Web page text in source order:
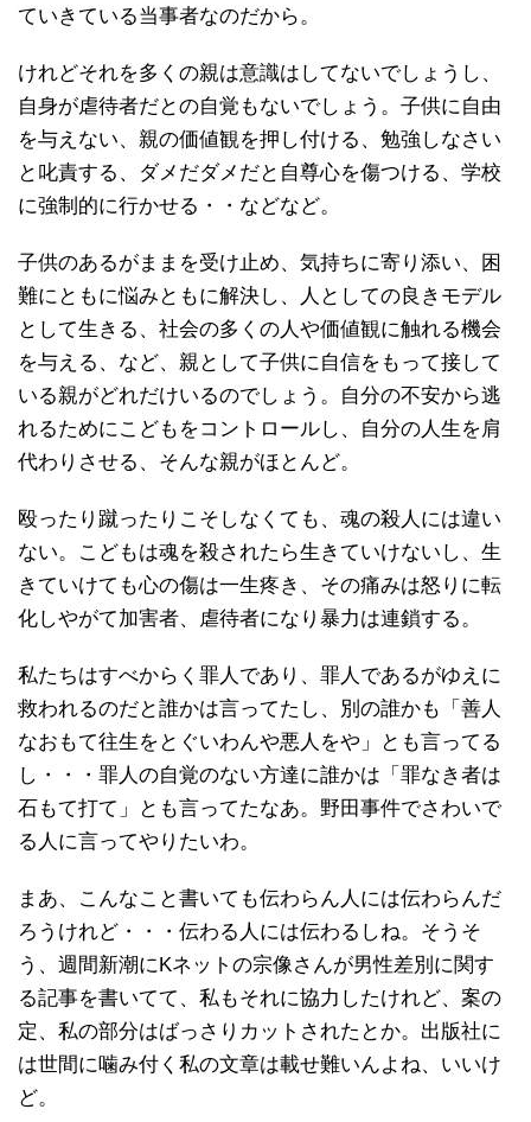
ていきている当事者なのだから。
けれどそれを多くの親は意識はしてないでしょうし、
自身が虐待者だとの自覚もないでしょう。子供に自由
を与えない、親の価値観を押し付ける、勉強しなさい
と叱責する、ダメだダメだと自尊心を傷つける、学校
に強制的に行かせる・・などなど。
子供のあるがままを受け止め、気持ちに寄り添い、困
難にともに悩みともに解決し、人としての良きモデル
として生きる、社会の多くの人や価値観に触れる機会
を与える、など、親として子供に自信をもって接して
いる親がどれだけいるのでしょう。自分の不安から逃
れるためにこどもをコントロールし、自分の人生を肩
代わりさせる、そんな親がほとんど。
殴ったり蹴ったりこそしなくても、魂の殺人には違い
ない。こどもは魂を殺されたら生きていけないし、生
きていけても心の傷は一生疼き、その痛みは怒りに転
化しやがて加害者、虐待者になり暴力は連鎖する。
私たちはすべからく罪人であり、罪人であるがゆえに
救われるのだと誰かは言ってたし、別の誰かも「善人
なおもて往生をとぐいわんや悪人をや」とも言ってる
し・・・罪人の自覚のない方達に誰かは「罪なき者は
石もて打て」とも言ってたなあ。野田事件でさわいで
る人に言ってやりたいわ。
まあ、こんなこと書いても伝わらん人には伝わらんだ
ろうけれど・・・伝わる人には伝わるしね。そうそ
う、週間新潮にKネットの宗像さんが男性差別に関す
る記事を書いてて、私もそれに協力したけれど、案の
定、私の部分はばっさりカットされたとか。出版社に
は世間に噛み付く私の文章は載せ難いんよね、いいけ
ど。